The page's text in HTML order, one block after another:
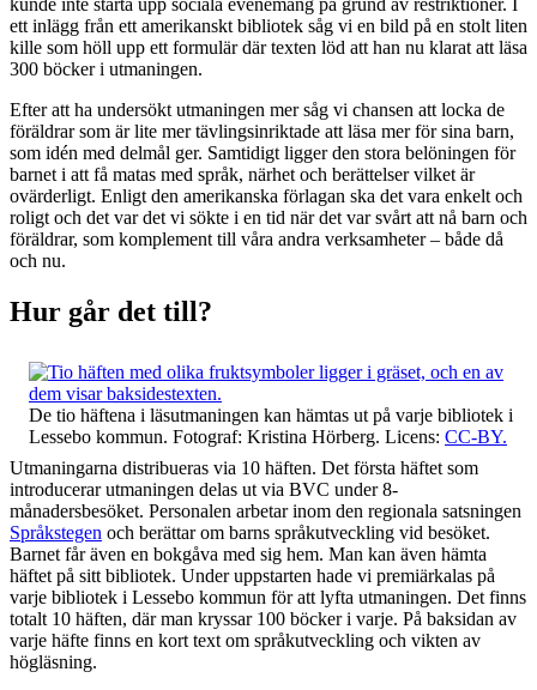
ett inlägg från ett amerikanskt bibliotek såg vi en bild på en stolt liten
kille som höll upp ett formulär där texten löd att han nu klarat att läsa
300 böcker i utmaningen.
Efter att ha undersökt utmaningen mer såg vi chansen att locka de
föräldrar som är lite mer tävlingsinriktade att läsa mer för sina barn,
som idén med delmål ger. Samtidigt ligger den stora belöningen för
barnet i att få matas med språk, närhet och berättelser vilket är
ovärderligt. Enligt den amerikanska förlagan ska det vara enkelt och
roligt och det var det vi sökte i en tid när det var svårt att nå barn och
föräldrar, som komplement till våra andra verksamheter – både då
och nu.
Hur går det till?
De tio häftena i läsutmaningen kan hämtas ut på varje bibliotek i
Lessebo kommun. Fotograf: Kristina Hörberg. Licens: CC-BY.
Utmaningarna distribueras via 10 häften. Det första häftet som
introducerar utmaningen delas ut via BVC under 8-
månadersbesöket. Personalen arbetar inom den regionala satsningen
Språkstegen och berättar om barns språkutveckling vid besöket.
Barnet får även en bokgåva med sig hem. Man kan även hämta
häftet på sitt bibliotek. Under uppstarten hade vi premiärkalas på
varje bibliotek i Lessebo kommun för att lyfta utmaningen. Det finns
totalt 10 häften, där man kryssar 100 böcker i varje. På baksidan av
varje häfte finns en kort text om språkutveckling och vikten av
högläsning.